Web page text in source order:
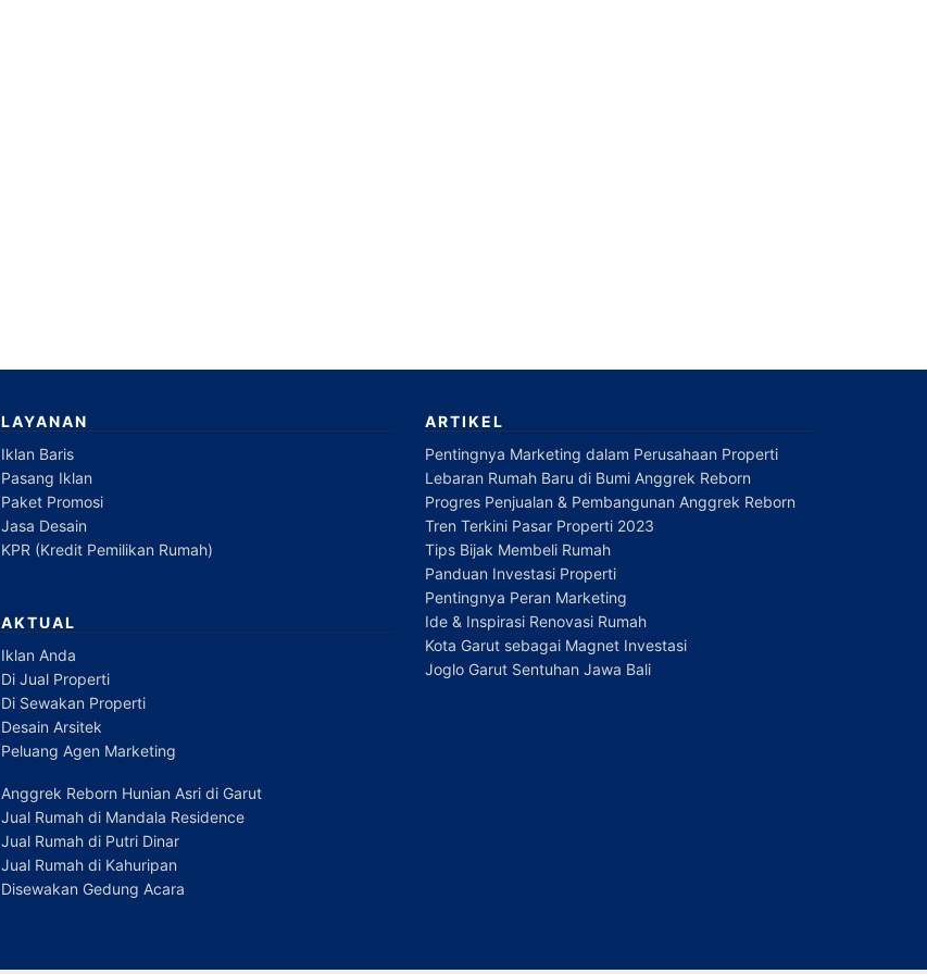
LAYANAN
Iklan Baris
Pasang Iklan
Paket Promosi
Jasa Desain
KPR (Kredit Pemilikan Rumah)
AKTUAL
Iklan Anda
Di Jual Properti
Di Sewakan Properti
Desain Arsitek
Peluang Agen Marketing
Anggrek Reborn Hunian Asri di Garut
Jual Rumah di Mandala Residence
Jual Rumah di Putri Dinar
Jual Rumah di Kahuripan
Disewakan Gedung Acara
ARTIKEL
Pentingnya Marketing dalam Perusahaan Properti
Lebaran Rumah Baru di Bumi Anggrek Reborn
Progres Penjualan & Pembangunan Anggrek Reborn
Tren Terkini Pasar Properti 2023
Tips Bijak Membeli Rumah
Panduan Investasi Properti
Pentingnya Peran Marketing
Ide & Inspirasi Renovasi Rumah
Kota Garut sebagai Magnet Investasi
Joglo Garut Sentuhan Jawa Bali